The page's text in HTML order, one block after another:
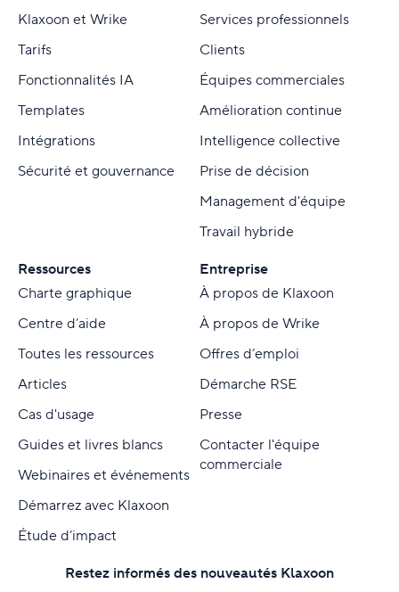
Klaxoon et Wrike
Tarifs
Fonctionnalités IA
Templates
Intégrations
Sécurité et gouvernance
Services professionnels
Clients
Équipes commerciales
Amélioration continue
Intelligence collective
Prise de décision
Management d'équipe
Travail hybride
Ressources
Charte graphique
Centre d’aide
Toutes les ressources
Articles
Cas d'usage
Guides et livres blancs
Webinaires et événements
Démarrez avec Klaxoon
Étude d’impact
Entreprise
À propos de Klaxoon
À propos de Wrike
Offres d’emploi
Démarche RSE
Presse
Contacter l'équipe
commerciale
Restez informés des nouveautés Klaxoon